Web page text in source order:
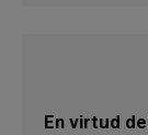
En virtud